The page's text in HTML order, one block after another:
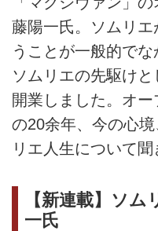
藤陽一氏。ソムリ
うことが一般的でな
ソムリエの先駆け
開業しました。オ
の20余年、今の心
リエ人生について聞
【新連載】ソ
一氏